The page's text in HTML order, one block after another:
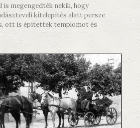
is megengedték nekik, hogy
kitelepítés alatt persze
ott is építettek templomot és